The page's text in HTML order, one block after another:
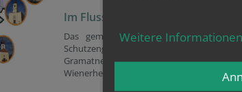
Im Fluss - Sommer 2024
Das gemeinsame Pfarrblatt: Pfarre Zu
Schutzengeln mit den Teilgemeinden
Gramatneusiedl, Mitterndorf,
Wienerherberg
Weitere